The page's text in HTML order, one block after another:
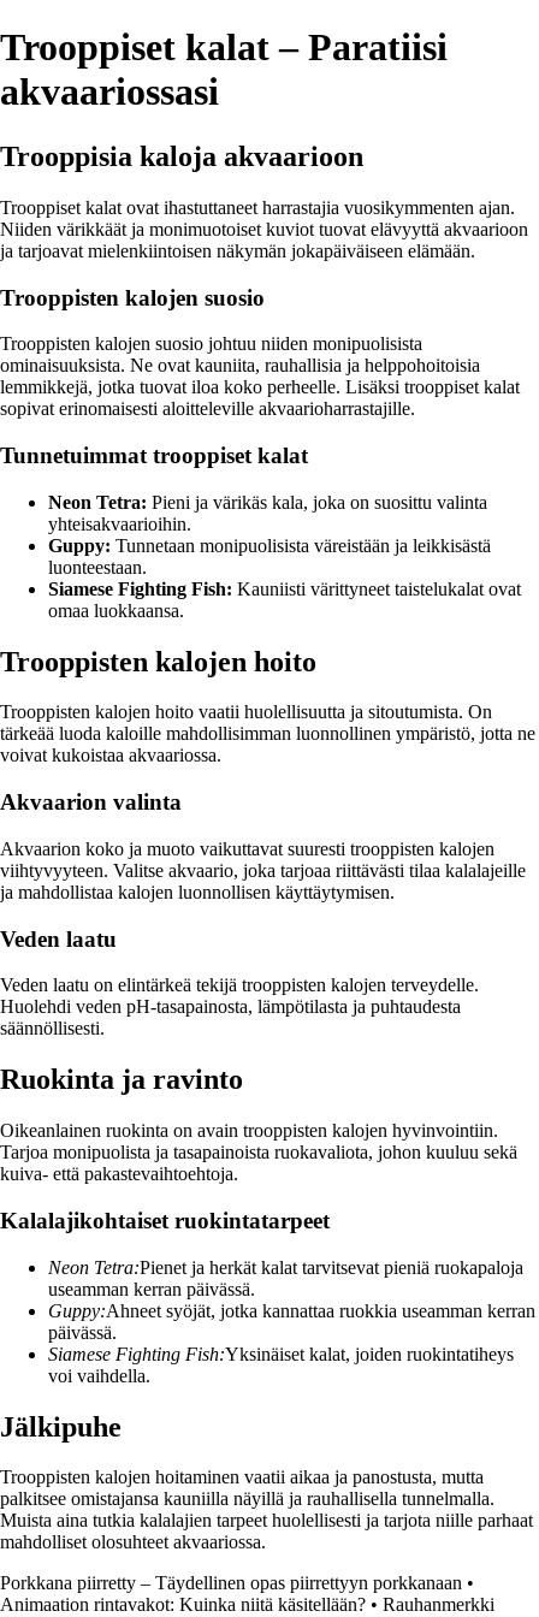
Trooppiset kalat – Paratiisi
akvaariossasi
Trooppisia kaloja akvaarioon
Trooppiset kalat ovat ihastuttaneet harrastajia vuosikymmenten ajan.
Niiden värikkäät ja monimuotoiset kuviot tuovat elävyyttä akvaarioon
ja tarjoavat mielenkiintoisen näkymän jokapäiväiseen elämään.
Trooppisten kalojen suosio
Trooppisten kalojen suosio johtuu niiden monipuolisista
ominaisuuksista. Ne ovat kauniita, rauhallisia ja helppohoitoisia
lemmikkejä, jotka tuovat iloa koko perheelle. Lisäksi trooppiset kalat
sopivat erinomaisesti aloitteleville akvaarioharrastajille.
Tunnetuimmat trooppiset kalat
Neon Tetra: Pieni ja värikäs kala, joka on suosittu valinta
yhteisakvaarioihin.
Guppy: Tunnetaan monipuolisista väreistään ja leikkisästä
luonteestaan.
Siamese Fighting Fish: Kauniisti värittyneet taistelukalat ovat
omaa luokkaansa.
Trooppisten kalojen hoito
Trooppisten kalojen hoito vaatii huolellisuutta ja sitoutumista. On
tärkeää luoda kaloille mahdollisimman luonnollinen ympäristö, jotta ne
voivat kukoistaa akvaariossa.
Akvaarion valinta
Akvaarion koko ja muoto vaikuttavat suuresti trooppisten kalojen
viihtyvyyteen. Valitse akvaario, joka tarjoaa riittävästi tilaa kalalajeille
ja mahdollistaa kalojen luonnollisen käyttäytymisen.
Veden laatu
Veden laatu on elintärkeä tekijä trooppisten kalojen terveydelle.
Huolehdi veden pH-tasapainosta, lämpötilasta ja puhtaudesta
säännöllisesti.
Ruokinta ja ravinto
Oikeanlainen ruokinta on avain trooppisten kalojen hyvinvointiin.
Tarjoa monipuolista ja tasapainoista ruokavaliota, johon kuuluu sekä
kuiva- että pakastevaihtoehtoja.
Kalalajikohtaiset ruokintatarpeet
Neon Tetra:Pienet ja herkät kalat tarvitsevat pieniä ruokapaloja
useamman kerran päivässä.
Guppy:Ahneet syöjät, jotka kannattaa ruokkia useamman kerran
päivässä.
Siamese Fighting Fish:Yksinäiset kalat, joiden ruokintatiheys
voi vaihdella.
Jälkipuhe
Trooppisten kalojen hoitaminen vaatii aikaa ja panostusta, mutta
palkitsee omistajansa kauniilla näyillä ja rauhallisella tunnelmalla.
Muista aina tutkia kalalajien tarpeet huolellisesti ja tarjota niille parhaat
mahdolliset olosuhteet akvaariossa.
Porkkana piirretty – Täydellinen opas piirrettyyn porkkanaan •
Animaation rintavakot: Kuinka niitä käsitellään? • Rauhanmerkki